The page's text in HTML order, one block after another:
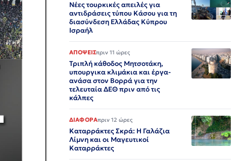
Νέες τουρκικές απειλές για
αντιδράσεις τύπου Κάσου για τη
διασύνδεση Ελλάδας Κύπρου
Ισραήλ
ΑΠΟΨΕΙΣπριν 11 ώρες
Τριπλή κάθοδος Μητσοτάκη,
υπουργικα κλιμάκια και έργα-
ανάσα στον Βορρά για την
τελευταία ΔΕΘ πριν από τις
κάλπες
ΔΙΑΦΟΡΑπριν 12 ώρες
Καταρράκτες Σκρά: Η Γαλάζια
Λίμνη και οι Μαγευτικοί
Καταρράκτες